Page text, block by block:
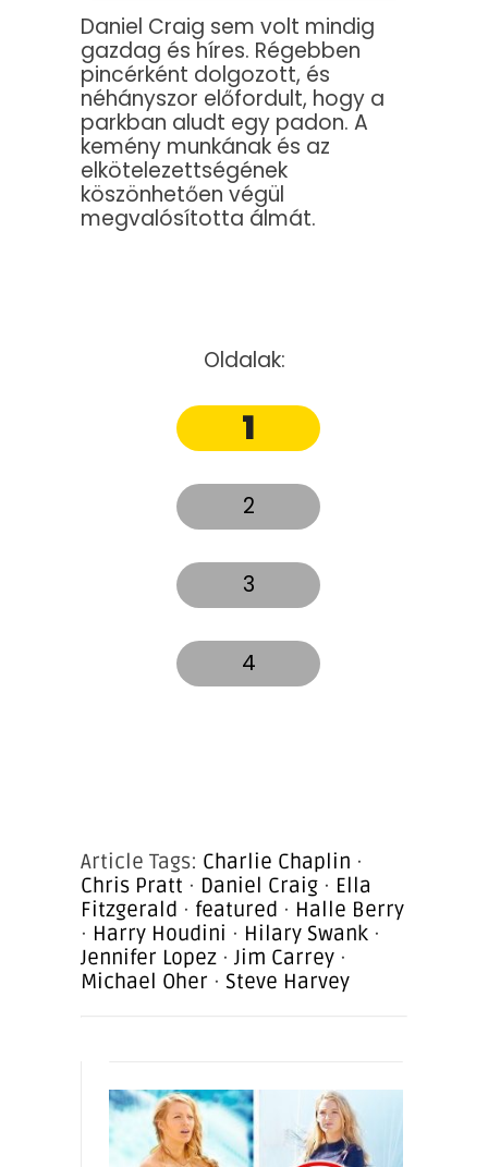
Daniel Craig sem volt mindig
gazdag és híres. Régebben
pincérként dolgozott, és
néhányszor előfordult, hogy a
parkban aludt egy padon. A
kemény munkának és az
elkötelezettségének
köszönhetően végül
megvalósította álmát.
Oldalak:
1
2
3
4
Article Tags: Charlie Chaplin ·
Chris Pratt · Daniel Craig · Ella
Fitzgerald · featured · Halle Berry
· Harry Houdini · Hilary Swank ·
Jennifer Lopez · Jim Carrey ·
Michael Oher · Steve Harvey